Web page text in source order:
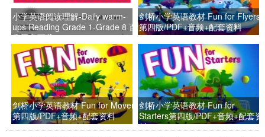
小学英语阅读理解-Daily warm-
ups Reading Grade 1-Grade 8 百
度网盘下载
剑桥小学英语教材 Fun for Flyers
第四版/PDF+音频+配套资料
剑桥小学英语教材 Fun for Movers
第四版/PDF+音频+配套资料
剑桥小学英语教材 Fun for
Starters第四版/PDF+音频+配套资
料